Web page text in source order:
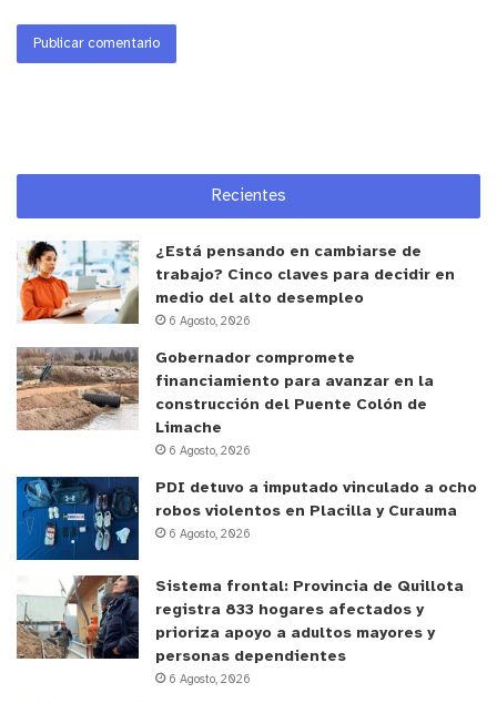
y tú, ¿qué opinas?
Recientes
¿Está pensando en cambiarse de
trabajo? Cinco claves para decidir en
medio del alto desempleo
6 Agosto, 2026
Gobernador compromete
financiamiento para avanzar en la
construcción del Puente Colón de
Limache
6 Agosto, 2026
PDI detuvo a imputado vinculado a ocho
robos violentos en Placilla y Curauma
6 Agosto, 2026
Sistema frontal: Provincia de Quillota
registra 833 hogares afectados y
prioriza apoyo a adultos mayores y
personas dependientes
6 Agosto, 2026